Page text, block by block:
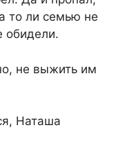
то ли семью не
обидели.
не выжить им
Наташа